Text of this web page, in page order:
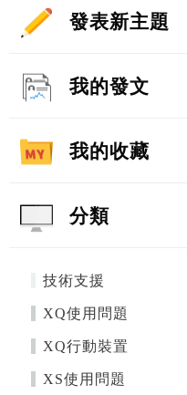
發表新主題
我的發文
我的收藏
分類
技術支援
XQ使用問題
XQ行動裝置
XS使用問題